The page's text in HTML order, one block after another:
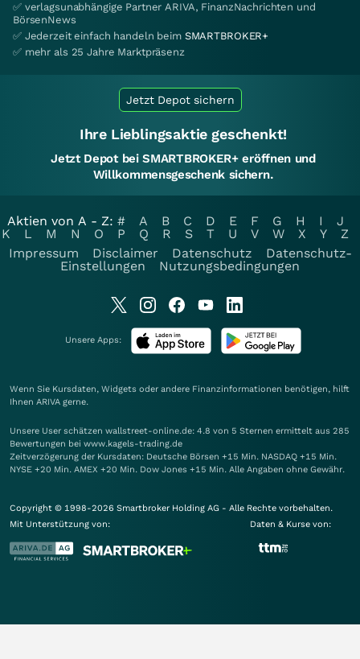
✅ verlagsunabhängige Partner ARIVA, FinanzNachrichten und
BörsenNews
✅ Jederzeit einfach handeln beim SMARTBROKER+
✅ mehr als 25 Jahre Marktpräsenz
Jetzt Depot sichern
Ihre Lieblingsaktie geschenkt!
Jetzt Depot bei SMARTBROKER+ eröffnen und
Willkommensgeschenk sichern.
Aktien von A - Z: # A B C D E F G H I
J
K
L M N O P Q R S T U V W X Y
Z
Impressum
Disclaimer Datenschutz
Datenschutz-
Einstellungen
Nutzungsbedingungen
Unsere Apps:
Wenn Sie Kursdaten, Widgets oder andere Finanzinformationen benötigen, hilft
Ihnen ARIVA gerne.
Unsere User schätzen wallstreet-online.de: 4.8 von 5 Sternen ermittelt aus 285
Bewertungen bei www.kagels-trading.de
Zeitverzögerung der Kursdaten: Deutsche Börsen +15 Min. NASDAQ +15 Min.
NYSE +20 Min. AMEX +20 Min. Dow Jones +15 Min. Alle Angaben ohne Gewähr.
Copyright © 1998-2026 Smartbroker Holding AG - Alle Rechte vorbehalten.
Mit Unterstützung von:
Daten & Kurse von: